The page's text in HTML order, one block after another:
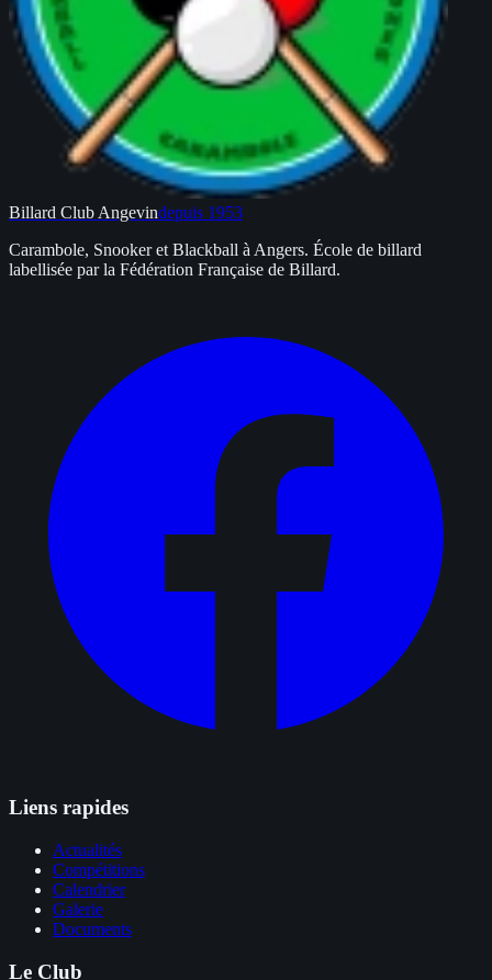
Billard Club Angevindepuis 1953
Carambole, Snooker et Blackball à Angers. École de billard
labellisée par la Fédération Française de Billard.
Liens rapides
Actualités
Compétitions
Calendrier
Galerie
Documents
Le Club